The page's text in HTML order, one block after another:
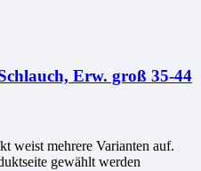
Erw. groß 35-44
weist mehrere Varianten auf.
gewählt werden